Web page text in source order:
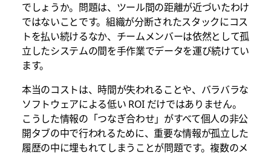
でしょうか。問題は、ツール間の距離が近づいたわけ
ではないことです。組織が分断されたスタックにコス
トを払い続けるなか、チームメンバーは依然として孤
立したシステムの間を手作業でデータを運び続けてい
ます。
本当のコストは、時間が失われることや、バラバラな
ソフトウェアによる低い ROI だけではありません。
こうした情報の「つなぎ合わせ」がすべて個人の非公
開タブの中で行われるために、重要な情報が孤立した
履歴の中に埋もれてしまうことが問題です。複数のメ